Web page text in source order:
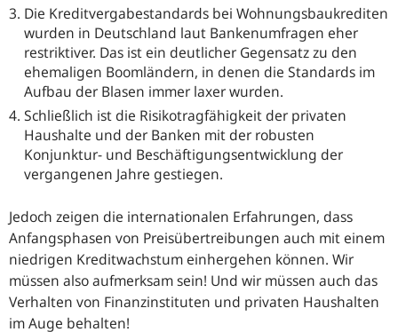
Die Kreditvergabestandards bei Wohnungsbaukrediten
wurden in Deutschland laut Bankenumfragen eher
restriktiver. Das ist ein deutlicher Gegensatz zu den
ehemaligen Boomländern, in denen die Standards im
Aufbau der Blasen immer laxer wurden.
Schließlich ist die Risikotragfähigkeit der privaten
Haushalte und der Banken mit der robusten
Konjunktur- und Beschäftigungsentwicklung der
vergangenen Jahre gestiegen.
Jedoch zeigen die internationalen Erfahrungen, dass
Anfangsphasen von Preisübertreibungen auch mit einem
niedrigen Kreditwachstum einhergehen können. Wir
müssen also aufmerksam sein! Und wir müssen auch das
Verhalten von Finanzinstituten und privaten Haushalten
im Auge behalten!